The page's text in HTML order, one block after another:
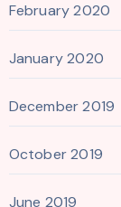
February 2020
January 2020
December 2019
October 2019
June 2019